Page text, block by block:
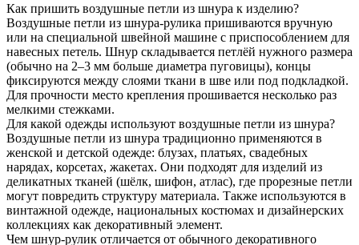
Как пришить воздушные петли из шнура к изделию?
Воздушные петли из шнура-рулика пришиваются вручную
или на специальной швейной машине с приспособлением для
навесных петель. Шнур складывается петлёй нужного размера
(обычно на 2–3 мм больше диаметра пуговицы), концы
фиксируются между слоями ткани в шве или под подкладкой.
Для прочности место крепления прошивается несколько раз
мелкими стежками.
Для какой одежды используют воздушные петли из шнура?
Воздушные петли из шнура традиционно применяются в
женской и детской одежде: блузах, платьях, свадебных
нарядах, корсетах, жакетах. Они подходят для изделий из
деликатных тканей (шёлк, шифон, атлас), где прорезные петли
могут повредить структуру материала. Также используются в
винтажной одежде, национальных костюмах и дизайнерских
коллекциях как декоративный элемент.
Чем шнур-рулик отличается от обычного декоративного